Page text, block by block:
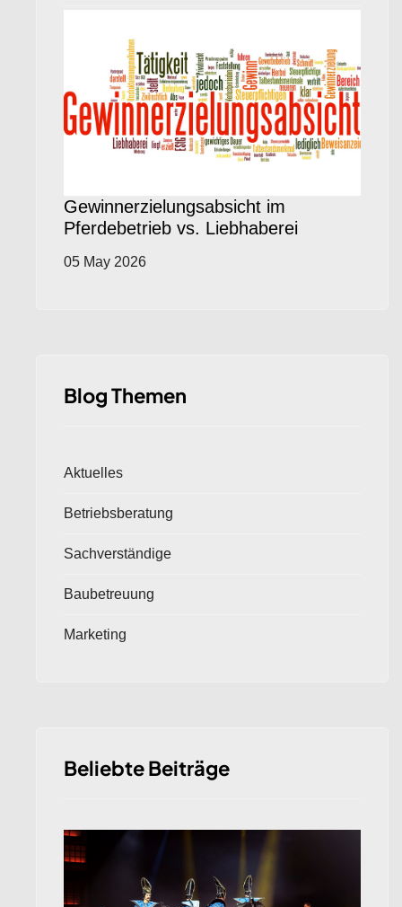
Gewinnerzielungsabsicht im
Pferdebetrieb vs. Liebhaberei
05 May 2026
Blog Themen
Aktuelles
Betriebsberatung
Sachverständige
Baubetreuung
Marketing
Beliebte Beiträge